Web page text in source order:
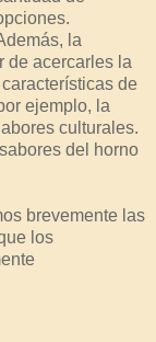
la
de acercarles la
de
ejemplo, la
culturales.
del horno
brevemente las
los